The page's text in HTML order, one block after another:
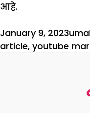
आहे.
Posted
on
January 9, 2023uma
article, youtube